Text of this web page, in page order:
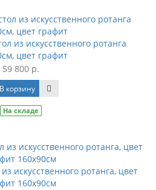
из искусственного ротанга
цвет графит
59 800 р.
В корзину
На складе
искусственного ротанга, цвет
160х90см